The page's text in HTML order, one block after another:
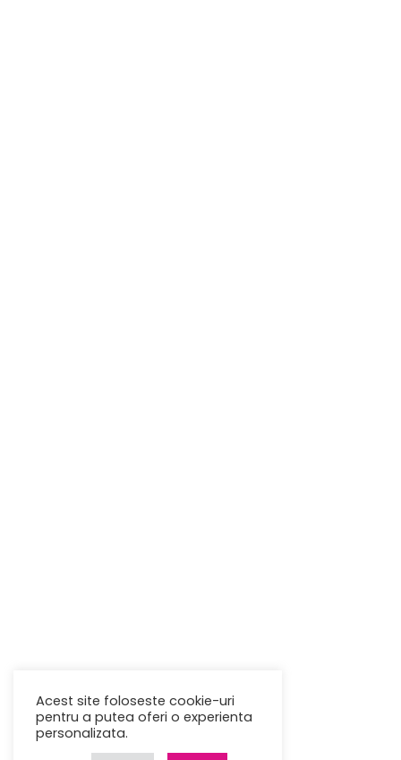
Acest site foloseste cookie-uri
pentru a putea oferi o experienta
personalizata.